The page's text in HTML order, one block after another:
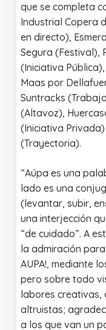
que se completa
Industrial Copera
en directo),
Segura (Festival),
(Iniciativa
Maas por
Suntracks
(Altavoz),
(Iniciativa
(Trayectoria).
“Aúpa es una
lado es una
(levantar, subir,
una interjección
“de cuidado”. A
la admiración
AUPA!, mediante
pero sobre todo
labores creativas,
altruistas;
a los que van un